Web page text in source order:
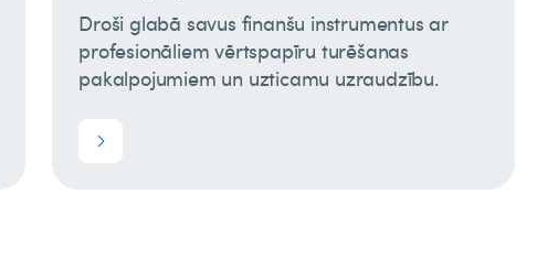
Droši glabā savus finanšu instrumentus ar
profesionāliem vērtspapīru turēšanas
pakalpojumiem un uzticamu uzraudzību.